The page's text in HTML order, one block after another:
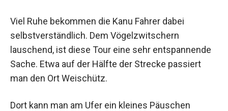
Viel Ruhe bekommen die Kanu Fahrer dabei
selbstverständlich. Dem Vögelzwitschern
lauschend, ist diese Tour eine sehr entspannende
Sache. Etwa auf der Hälfte der Strecke passiert
man den Ort Weischütz.
Dort kann man am Ufer ein kleines Päuschen